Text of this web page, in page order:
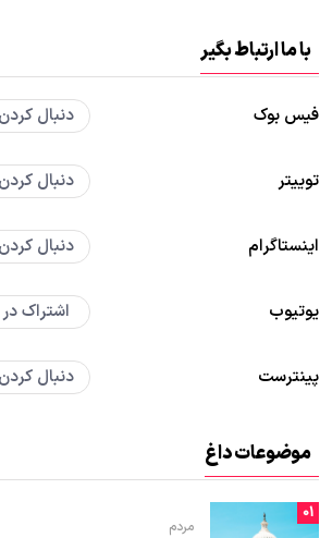
با ما ارتباط بگیر
فیس بوک دنبال
توییتر دنبال
اینستاگرام دنبال
یوتیوب اشتراک در
پینترست دنبال
موضوعات داغ
01
مردم